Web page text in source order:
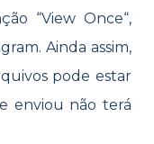
“View Once“,
Ainda assim,
pode estar
enviou não terá